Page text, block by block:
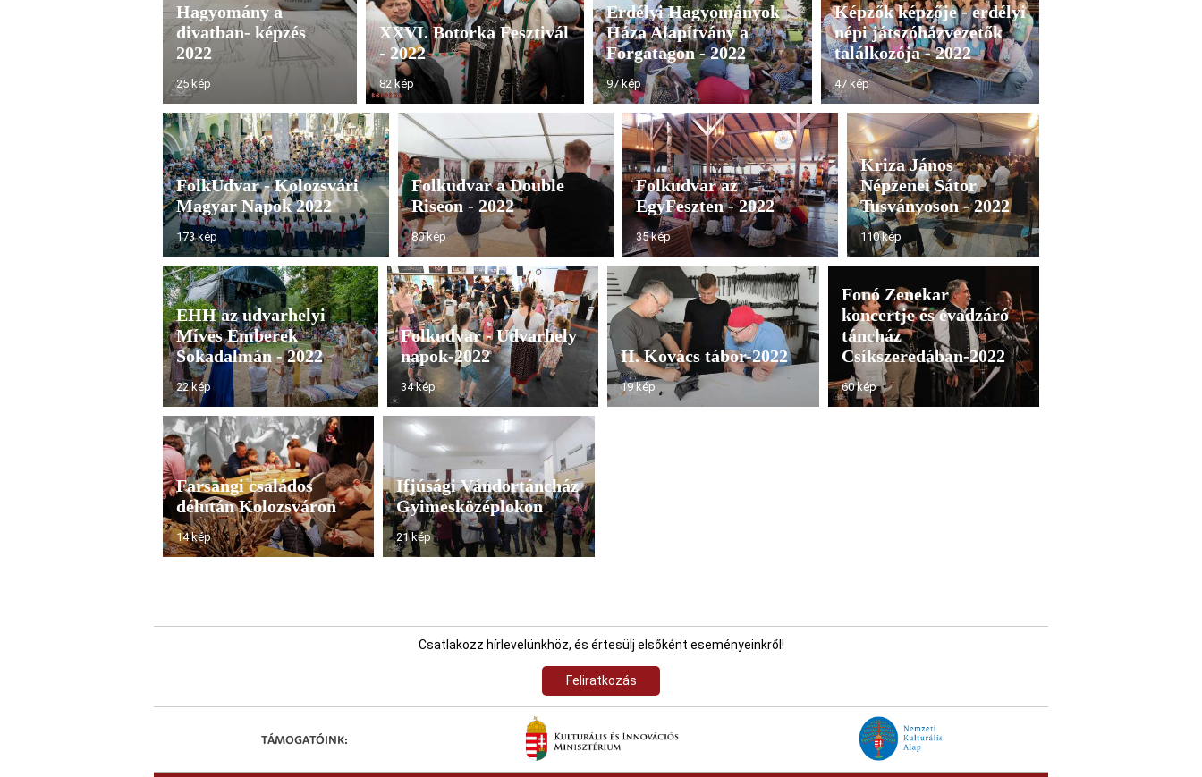
Hagyomány a
divatban- képzés
2022
25 kép
XXVI. Botorka Fesztivál
- 2022
82 kép
Erdélyi Hagyományok
Háza Alapítvány a
Forgatagon - 2022
97 kép
Képzők képzője - erdélyi
népi játszóházvezetők
találkozója - 2022
47 kép
FolkUdvar - Kolozsvári
Magyar Napok 2022
173 kép
Folkudvar a Double
Riseon - 2022
80 kép
Folkudvar az
EgyFeszten - 2022
35 kép
Kriza János
Népzenei Sátor
Tusványoson - 2022
110 kép
EHH az udvarhelyi
Míves Emberek
Sokadalmán - 2022
22 kép
Folkudvar - Udvarhely
napok-2022
34 kép
II. Kovács tábor-2022
19 kép
Fonó Zenekar
koncertje és évadzáró
táncház
Csíkszeredában-2022
60 kép
Farsangi családos
délután Kolozsváron
14 kép
Ifjúsági Vándortáncház
Gyimesközéplokon
21 kép
Csatlakozz hírlevelünkhöz, és értesülj elsőként eseményeinkről!
Feliratkozás
TÁMOGATÓINK: